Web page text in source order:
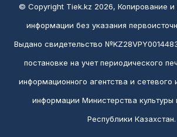
© Copyright Tiek.kz 2026, Копирование и
информации без указания
Выдано свидетельство
постановке на учет периодического
информационного агентства и сетевого
информации Министерства
Республики Казахстан.